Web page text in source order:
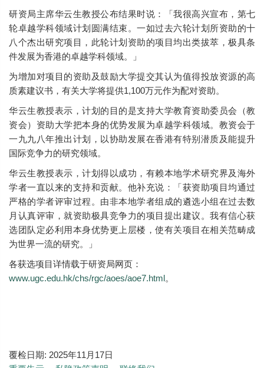
研资局主席华云生教授公布结果时说：「我很高兴宣布，第七
轮卓越学科领域计划圆满结束。一如过去六轮计划所资助的十
八个杰出研究项目，此轮计划资助的项目均出类拔萃，极具条
件发展为香港的卓越学科领域。」
为增加对项目的资助及鼓励大学提交其认为值得投放资源的高
质素建议书，有关大学将提供1,100万元作为配对资助。
华云生教授表示，计划的目的是支持大学教育资助委员会（教
资会）资助大学把本身的优势发展为卓越学科领域。教资会于
一九九八年推出计划，以协助发展在香港有特别潜质及能提升
国际竞争力的研究领域。
华云生教授表示，计划得以成功，有赖本地学术研究界及海外
学者一直以来的支持和贡献。他补充说：「获资助项目均通过
严格的学者评审过程。由非本地学者组成的遴选小组在过去数
月认真评审，就资助极具竞争力的项目提出建议。我有信心获
选团队定必利用本身优势更上层楼，使有关项目在相关范畴成
为世界一流的研究。」
各获选项目详情载于研资局网页：
www.ugc.edu.hk/chs/rgc/aoes/aoe7.html。
覆检日期: 2025年11月17日